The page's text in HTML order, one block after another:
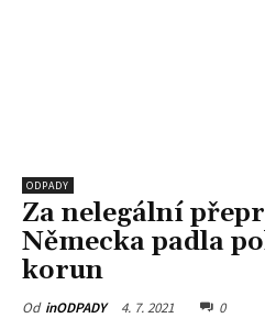
ODPADY
Za nelegální
Německa padla
korun
Od inODPADY 4. 7. 2021 0